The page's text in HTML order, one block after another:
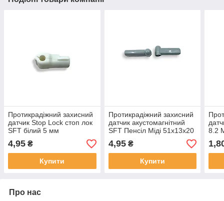
Протикрадіжний захисний
датчик Stop Lock стоп лок
SFT білий 5 мм
4,95 ₴
Купити
Протикрадіжний захисний
датчик акустомагнітний
SFT Пенсіл Міді 51х13х20
мм
4,95₴
Купити
8.2
50
Про нас